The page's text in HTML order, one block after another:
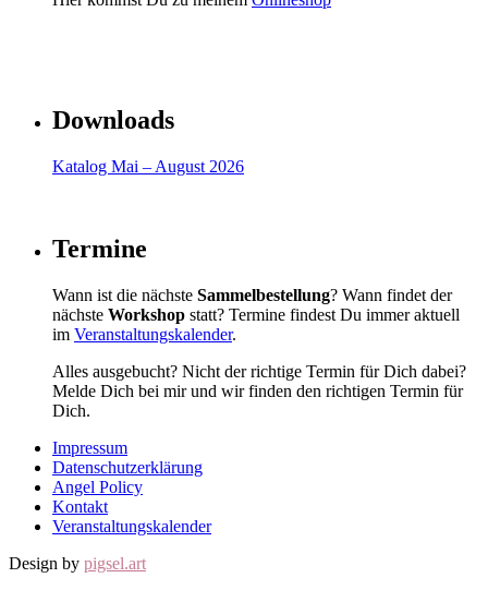
Downloads
Katalog Mai – August 2026
Termine
Wann ist die nächste Sammelbestellung? Wann findet der
nächste Workshop statt? Termine findest Du immer aktuell
im Veranstaltungskalender.
Alles ausgebucht? Nicht der richtige Termin für Dich dabei?
Melde Dich bei mir und wir finden den richtigen Termin für
Dich.
Impressum
Datenschutzerklärung
Angel Policy
Kontakt
Veranstaltungskalender
Design by pigsel.art